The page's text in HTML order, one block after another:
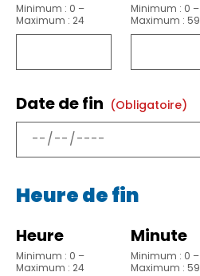
Minimum : 0 –
Maximum : 24
Minimum : 0 –
Maximum : 59
Date de fin (obligatoire)
Heure de fin
Heure
Minimum : 0 –
Maximum : 24
Minute
Minimum : 0 –
Maximum : 59